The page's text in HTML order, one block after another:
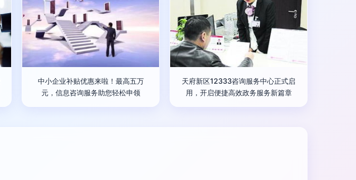
中小企业补贴优惠来啦！最高五万
元，信息咨询服务助您轻松申领
天府新区12333咨询服务中心正式启
用，开启便捷高效政务服务新篇章